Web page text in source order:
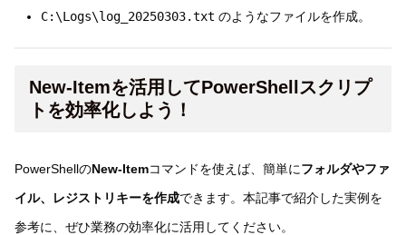
C:\Logs\log_20250303.txt のようなファイルを作成。
New-Itemを活用してPowerShellスクリプ
トを効率化しよう！
PowerShellのNew-Itemコマンドを使えば、簡単にフォルダやファ
イル、レジストリキーを作成できます。本記事で紹介した実例を
参考に、ぜひ業務の効率化に活用してください。